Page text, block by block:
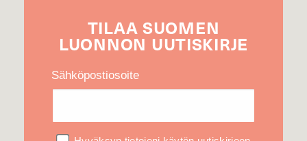
TILAA SUOMEN
LUONNON UUTIS­KIRJE
Sähköpostiosoite